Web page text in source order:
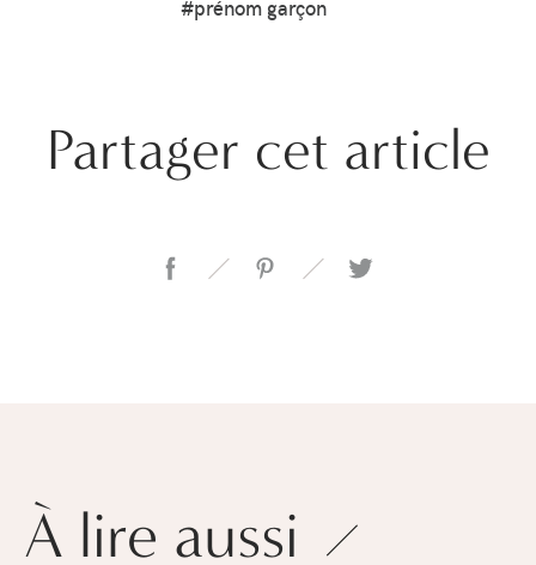
#prénom garçon
Partager cet article
À lire aussi